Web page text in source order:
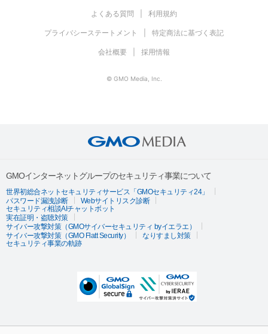
よくある質問 利用規約
プライバシーステートメント 特定商法に基づく表記
会社概要 採用情報
© GMO Media, Inc.
GMOインターネットグループのセキュリティ事業について
世界初総合ネットセキュリティサービス「GMOセキュリティ24」
パスワード漏洩診断
Webサイトリスク診断
セキュリティ相談AIチャットボット
実在証明・盗聴対策
サイバー攻撃対策（GMOサイバーセキュリティ byイエラエ）
サイバー攻撃対策（GMO Flatt Security）
なりすまし対策
セキュリティ事業の軌跡